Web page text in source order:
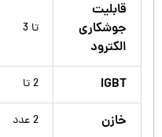
قابلیت
جوشکاری
الکترود
تا 3
IGBT 2 تا
خازن 2 عدد